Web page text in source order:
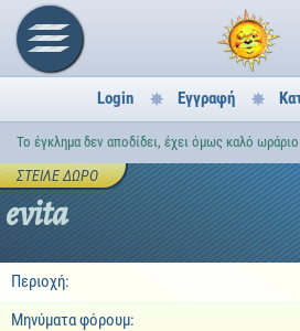
Login Εγγραφή
Το έγκλημα δεν αποδίδει, έχει όμως καλό
evita
ΣΤΕΊΛΕ ΔΏΡΟ
Περιοχή:
Μηνύματα φόρουμ: